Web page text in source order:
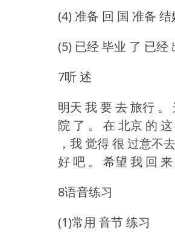
(4) 准备 回 国 准备
(5) 已经 毕业 了 已经
7听 述
明天 我 要 去 旅行 。
院 了 。
在 北京 的
，我 觉得 很 过意不去
好 吧 。
希望 我 回 来
8语音练习
(1)常用 音节 练习